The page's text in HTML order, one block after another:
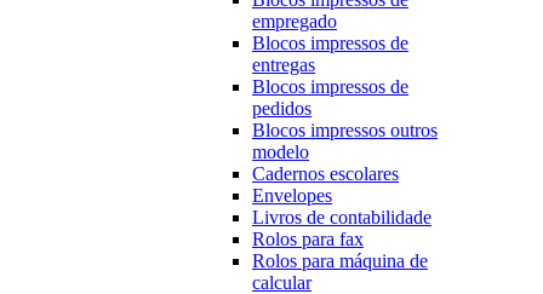
empregado
Blocos impressos de
entregas
Blocos impressos de
pedidos
Blocos impressos outros
modelo
Cadernos escolares
Envelopes
Livros de contabilidade
Rolos para fax
Rolos para máquina de
calcular